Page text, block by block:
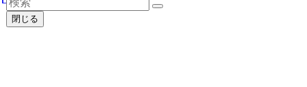
閉じる